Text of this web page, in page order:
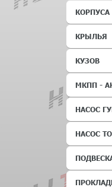
КРЫЛЬЯ
КУЗОВ
МКПП -
НАСОС
НАСОС